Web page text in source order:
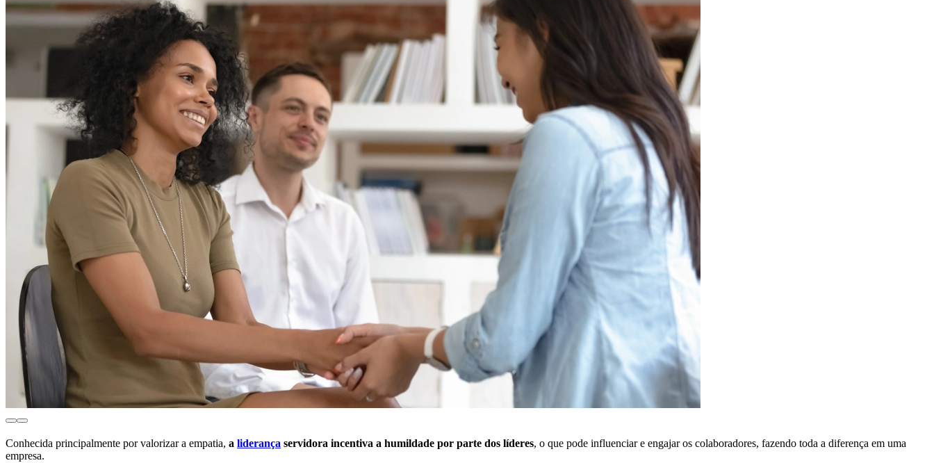
Conhecida principalmente por valorizar a empatia, a liderança servidora incentiva a humildade por parte dos líderes, o que pode influenciar e engajar os colaboradores, fazendo toda a diferença em uma
empresa.